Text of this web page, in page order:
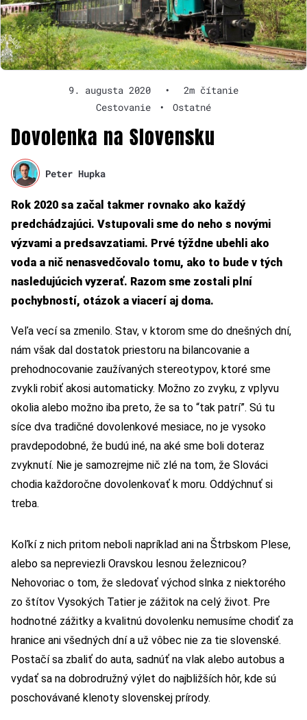
9. augusta 2020 •
2m čítanie
Cestovanie
• Ostatné
Dovolenka na Slovensku
Peter Hupka
Rok 2020 sa začal takmer rovnako ako každý
predchádzajúci. Vstupovali sme do neho s novými
výzvami a predsavzatiami. Prvé týždne ubehli ako
voda a nič nenasvedčovalo tomu, ako to bude v tých
nasledujúcich vyzerať. Razom sme zostali plní
pochybností, otázok a viacerí aj doma.
Veľa vecí sa zmenilo. Stav, v ktorom sme do dnešných dní,
nám však dal dostatok priestoru na bilancovanie a
prehodnocovanie zaužívaných stereotypov, ktoré sme
zvykli robiť akosi automaticky. Možno zo zvyku, z vplyvu
okolia alebo možno iba preto, že sa to “tak patrí”. Sú tu
síce dva tradičné dovolenkové mesiace, no je vysoko
pravdepodobné, že budú iné, na aké sme boli doteraz
zvyknutí. Nie je samozrejme nič zlé na tom, že Slováci
chodia každoročne dovolenkovať k moru. Oddýchnuť si
treba.
Koľkí z nich pritom neboli napríklad ani na Štrbskom Plese,
alebo sa nepreviezli Oravskou lesnou železnicou?
Nehovoriac o tom, že sledovať východ slnka z niektorého
zo štítov Vysokých Tatier je zážitok na celý život. Pre
hodnotné zážitky a kvalitnú dovolenku nemusíme chodiť za
hranice ani všedných dní a už vôbec nie za tie slovenské.
Postačí sa zbaliť do auta, sadnúť na vlak alebo autobus a
vydať sa na dobrodružný výlet do najbližších hôr, kde sú
poschovávané klenoty slovenskej prírody.